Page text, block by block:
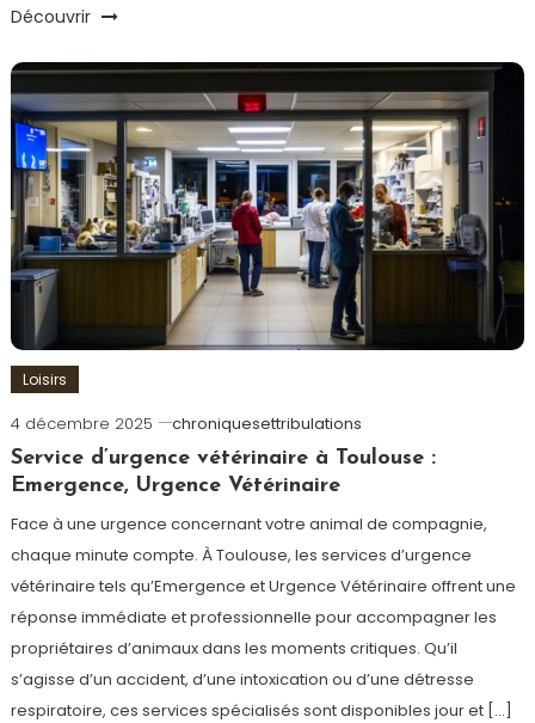
Découvrir
Loisirs
4 décembre 2025
chroniquesettribulations
Service d’urgence vétérinaire à Toulouse :
Emergence, Urgence Vétérinaire
Face à une urgence concernant votre animal de compagnie,
chaque minute compte. À Toulouse, les services d’urgence
vétérinaire tels qu’Emergence et Urgence Vétérinaire offrent une
réponse immédiate et professionnelle pour accompagner les
propriétaires d’animaux dans les moments critiques. Qu’il
s’agisse d’un accident, d’une intoxication ou d’une détresse
respiratoire, ces services spécialisés sont disponibles jour et […]